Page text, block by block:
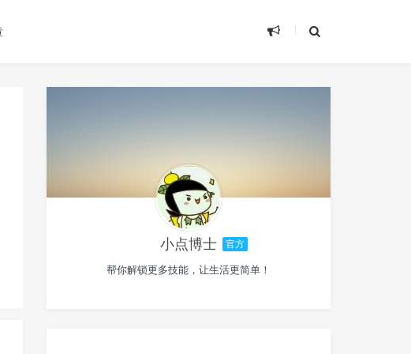
小点博士 官方
帮你解锁更多技能，让生活更简单！